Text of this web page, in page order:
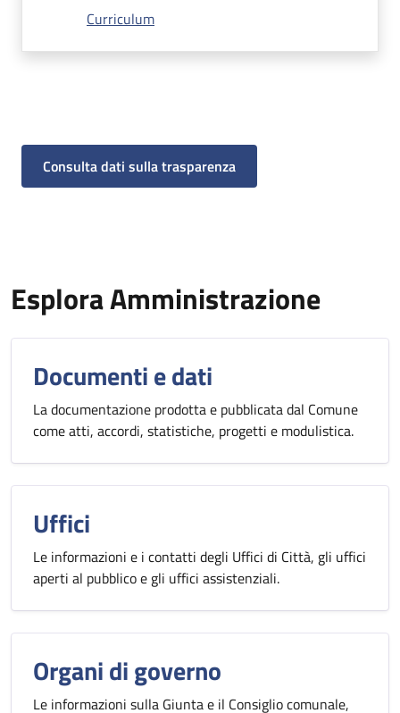
Curriculum
Consulta dati sulla trasparenza
Esplora Amministrazione
Documenti e dati
La documentazione prodotta e pubblicata dal Comune
come atti, accordi, statistiche, progetti e modulistica.
Uffici
Le informazioni e i contatti degli Uffici di Città, gli uffici
aperti al pubblico e gli uffici assistenziali.
Organi di governo
Le informazioni sulla Giunta e il Consiglio comunale,